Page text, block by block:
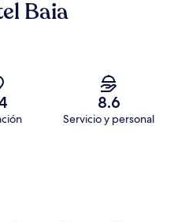
Baia
8.6
Servicio y personal